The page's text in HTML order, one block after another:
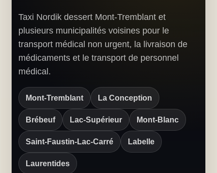
Taxi Nordik dessert Mont-Tremblant et
plusieurs municipalités voisines pour le
transport médical non urgent, la livraison de
médicaments et le transport de personnel
médical.
Mont-Tremblant La Conception
Brébeuf Lac-Supérieur Mont-Blanc
Saint-Faustin-Lac-Carré Labelle
Laurentides